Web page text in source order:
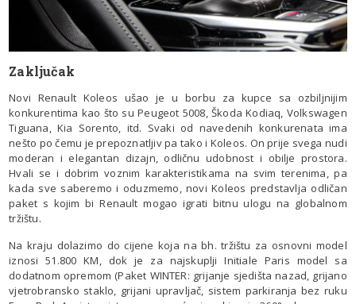
Zaključak
Novi Renault Koleos ušao je u borbu za kupce sa ozbiljnijim
konkurentima kao što su Peugeot 5008, Škoda Kodiaq, Volkswagen
Tiguana, Kia Sorento, itd. Svaki od navedenih konkurenata ima
nešto po čemu je prepoznatljiv pa tako i Koleos. On prije svega nudi
moderan i elegantan dizajn, odličnu udobnost i obilje prostora.
Hvali se i dobrim voznim karakteristikama na svim terenima, pa
kada sve saberemo i oduzmemo, novi Koleos predstavlja odličan
paket s kojim bi Renault mogao igrati bitnu ulogu na globalnom
tržištu.
Na kraju dolazimo do cijene koja na bh. tržištu za osnovni model
iznosi 51.800 KM, dok je za najskuplji Initiale Paris model sa
dodatnom opremom (Paket WINTER: grijanje sjedišta nazad, grijano
vjetrobransko staklo, grijani upravljač, sistem parkiranja bez ruku